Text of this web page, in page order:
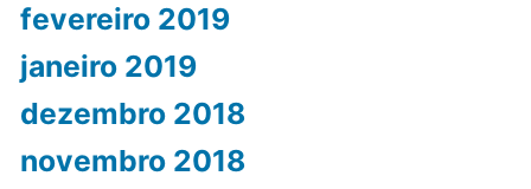
fevereiro 2019
janeiro 2019
dezembro 2018
novembro 2018